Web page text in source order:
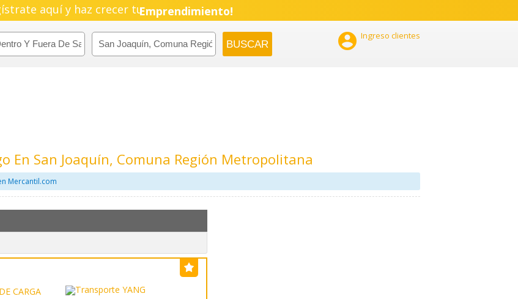
aquí y haz crecer tuPyme!
Emprendimiento!
 Ingreso clientes
En San Joaquín, Comuna Región Metropolitana
Mercantil.com
CARGA